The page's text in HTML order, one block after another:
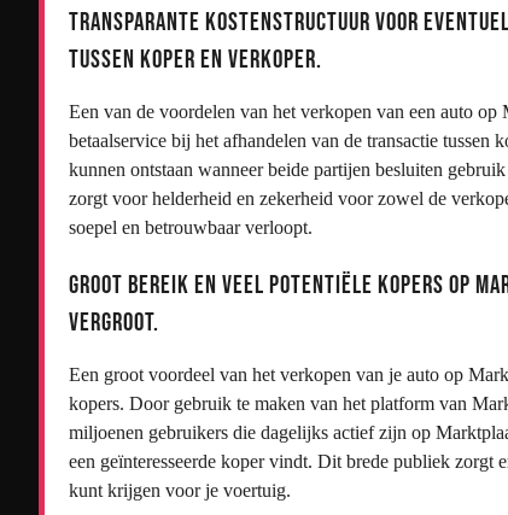
Transparante kostenstructuur voor
tussen koper en verkoper.
Een van de voordelen van het verkopen van een auto
betaalservice bij het afhandelen van de transactie
kunnen ontstaan wanneer beide partijen besluiten
zorgt voor helderheid en zekerheid voor zowel de
soepel en betrouwbaar verloopt.
Groot bereik en veel potentiële kopers op
vergroot.
Een groot voordeel van het verkopen van je auto op
kopers. Door gebruik te maken van het platform van
miljoenen gebruikers die dagelijks actief zijn op
een geïnteresseerde koper vindt. Dit brede publiek zorgt
kunt krijgen voor je voertuig.